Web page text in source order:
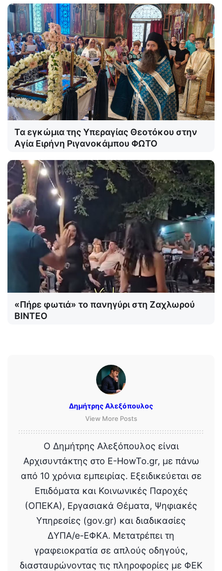
Τα εγκώμια της Υπεραγίας Θεοτόκου στην
Αγία Ειρήνη Ριγανοκάμπου ΦΩΤΟ
«Πήρε φωτιά» το πανηγύρι στη Ζαχλωρού
ΒΙΝΤΕΟ
Δημήτρης Αλεξόπουλος
View More Posts
Ο Δημήτρης Αλεξόπουλος είναι
Αρχισυντάκτης στο E-HowTo.gr, με πάνω
από 10 χρόνια εμπειρίας. Εξειδικεύεται σε
Επιδόματα και Κοινωνικές Παροχές
(ΟΠΕΚΑ), Εργασιακά Θέματα, Ψηφιακές
Υπηρεσίες (gov.gr) και διαδικασίες
ΔΥΠΑ/e-ΕΦΚΑ. Μετατρέπει τη
γραφειοκρατία σε απλούς οδηγούς,
διασταυρώνοντας τις πληροφορίες με ΦΕΚ